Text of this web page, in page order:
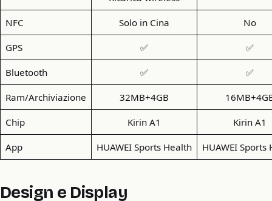
NFC Solo in Cina No
GPS ✅ ✅
Bluetooth ✅ ✅
Ram/Archiviazione 32MB+4GB
Chip Kirin A1 Kirin A1
App HUAWEI Sports Health HUAWEI Sports
Design e Display